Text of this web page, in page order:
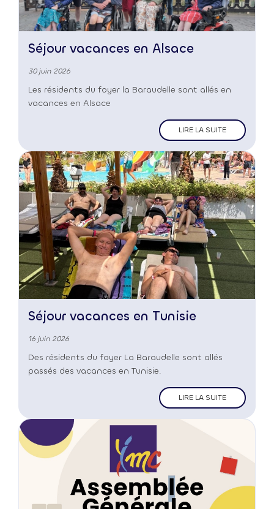
Séjour vacances en Alsace
30 juin 2026
Les résidents du foyer la Baraudelle sont allés en
vacances en Alsace
LIRE LA SUITE
Séjour vacances en Tunisie
16 juin 2026
Des résidents du foyer La Baraudelle sont allés
passés des vacances en Tunisie.
LIRE LA SUITE